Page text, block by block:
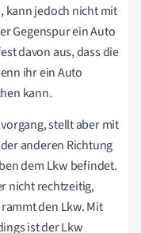
kann jedoch nicht mit
Gegenspur ein Auto
davon aus, dass die
ihr ein Auto
kann.
stellt aber mit
anderen Richtung
dem Lkw befindet.
nicht rechtzeitig,
den Lkw. Mit
ist der Lkw